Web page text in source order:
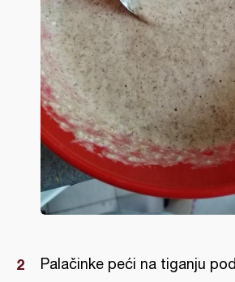
Palačinke peći na tiganju